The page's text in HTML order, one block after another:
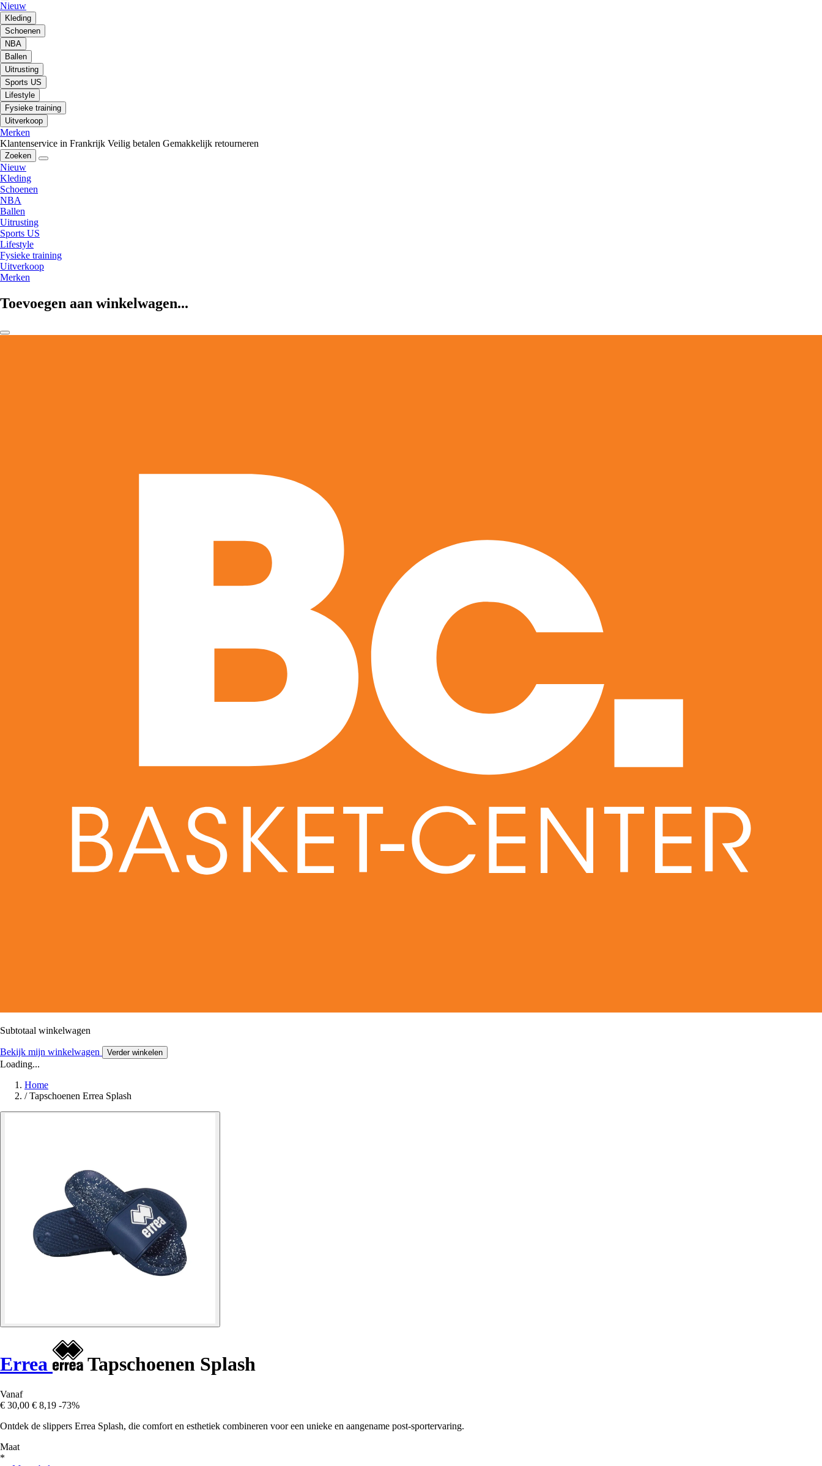
Nieuw
Kleding
Schoenen
NBA
Ballen
Uitrusting
Sports US
Lifestyle
Fysieke training
Uitverkoop
Merken
Klantenservice in Frankrijk Veilig betalen Gemakkelijk retourneren
Zoeken
Nieuw
Kleding
Schoenen
NBA
Ballen
Uitrusting
Sports US
Lifestyle
Fysieke training
Uitverkoop
Merken
Toevoegen aan winkelwagen...
Subtotaal winkelwagen
Bekijk mijn winkelwagen Verder winkelen
Loading...
Home
/ Tapschoenen Errea Splash
Errea Tapschoenen Splash
Vanaf
€ 30,00 € 8,19 -73%
Ontdek de slippers Errea Splash, die comfort en esthetiek combineren voor een unieke en aangename post-sportervaring.
Maat
*